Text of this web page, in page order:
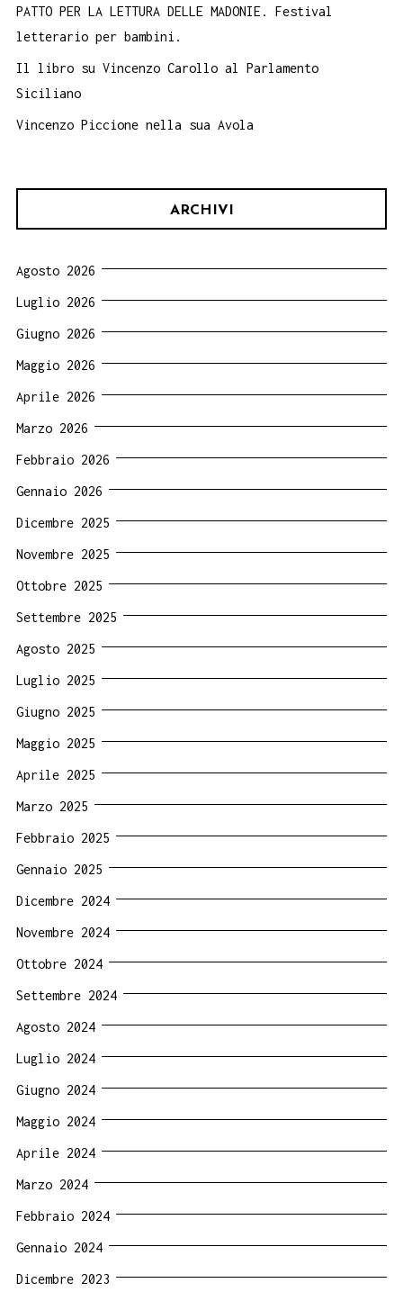
PATTO PER LA LETTURA DELLE MADONIE. Festival
letterario per bambini.
Il libro su Vincenzo Carollo al Parlamento
Siciliano
Vincenzo Piccione nella sua Avola
ARCHIVI
Agosto 2026
Luglio 2026
Giugno 2026
Maggio 2026
Aprile 2026
Marzo 2026
Febbraio 2026
Gennaio 2026
Dicembre 2025
Novembre 2025
Ottobre 2025
Settembre 2025
Agosto 2025
Luglio 2025
Giugno 2025
Maggio 2025
Aprile 2025
Marzo 2025
Febbraio 2025
Gennaio 2025
Dicembre 2024
Novembre 2024
Ottobre 2024
Settembre 2024
Agosto 2024
Luglio 2024
Giugno 2024
Maggio 2024
Aprile 2024
Marzo 2024
Febbraio 2024
Gennaio 2024
Dicembre 2023